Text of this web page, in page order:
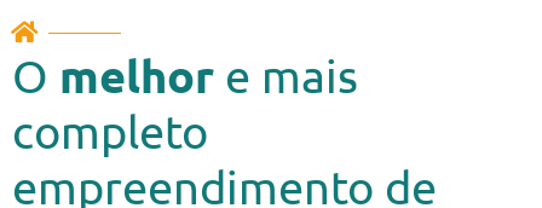
O melhor e mais
completo
empreendimento de